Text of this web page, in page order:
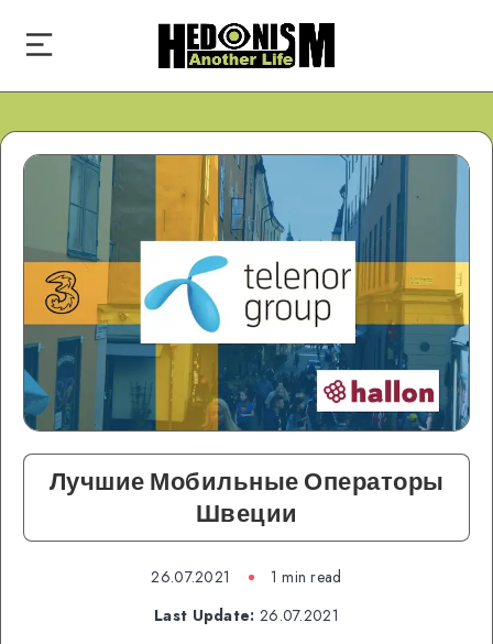
Лучшие Мобильные Операторы
Швеции
26.07.2021
1 min read
Last Update: 26.07.2021